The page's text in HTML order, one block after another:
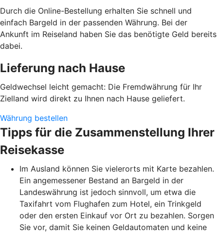
Durch die Online-Bestellung erhalten Sie schnell und
einfach Bargeld in der passenden Währung. Bei der
Ankunft im Reiseland haben Sie das benötigte Geld bereits
dabei.
Lieferung nach Hause
Geldwechsel leicht gemacht: Die Fremdwährung für Ihr
Zielland wird direkt zu Ihnen nach Hause geliefert.
Währung bestellen
Tipps für die Zusammenstellung Ihrer
Reisekasse
Im Ausland können Sie vielerorts mit Karte bezahlen.
Ein angemessener Bestand an Bargeld in der
Landeswährung ist jedoch sinnvoll, um etwa die
Taxifahrt vom Flughafen zum Hotel, ein Trinkgeld
oder den ersten Einkauf vor Ort zu bezahlen. Sorgen
Sie vor, damit Sie keinen Geldautomaten und keine